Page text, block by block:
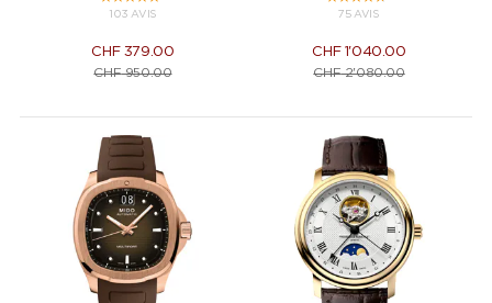
103 AVIS
CHF379.00
CHF950.00
75 AVIS
CHF1'040.00
CHF2'080.00